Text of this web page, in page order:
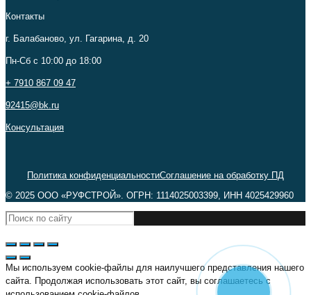
Контакты
г. Балабаново, ул. Гагарина, д. 20
Пн-Сб c 10:00 до 18:00
+ 7910 867 09 47
92415@bk.ru
Консультация
Политика конфиденциальностиСоглашение на обработку ПД
© 2025 ООО «РУФСТРОЙ». ОГРН: 1114025003399, ИНН 4025429960
Мы используем cookie-файлы для наилучшего представления нашего
сайта. Продолжая использовать этот сайт, вы соглашаетесь с